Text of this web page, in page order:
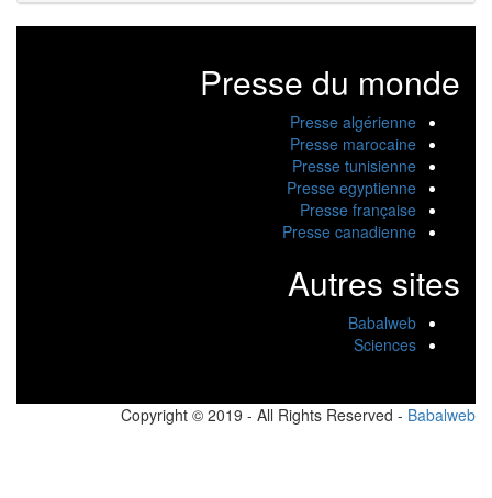
Presse du monde
Presse algérienne
Presse marocaine
Presse tunisienne
Presse egyptienne
Presse française
Presse canadienne
Autres sites
Babalweb
Sciences
Copyright © 2019 - All Rights Reserved -